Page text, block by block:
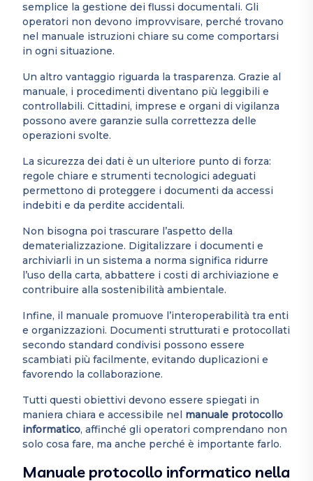
semplice la gestione dei flussi documentali. Gli
operatori non devono improvvisare, perché trovano
nel manuale istruzioni chiare su come comportarsi
in ogni situazione.
Un altro vantaggio riguarda la trasparenza. Grazie al
manuale, i procedimenti diventano più leggibili e
controllabili. Cittadini, imprese e organi di vigilanza
possono avere garanzie sulla correttezza delle
operazioni svolte.
La sicurezza dei dati è un ulteriore punto di forza:
regole chiare e strumenti tecnologici adeguati
permettono di proteggere i documenti da accessi
indebiti e da perdite accidentali.
Non bisogna poi trascurare l’aspetto della
dematerializzazione. Digitalizzare i documenti e
archiviarli in un sistema a norma significa ridurre
l’uso della carta, abbattere i costi di archiviazione e
contribuire alla sostenibilità ambientale.
Infine, il manuale promuove l’interoperabilità tra enti
e organizzazioni. Documenti strutturati e protocollati
secondo standard condivisi possono essere
scambiati più facilmente, evitando duplicazioni e
favorendo la collaborazione.
Tutti questi obiettivi devono essere spiegati in
maniera chiara e accessibile nel manuale protocollo
informatico, affinché gli operatori comprendano non
solo cosa fare, ma anche perché è importante farlo.
Manuale protocollo informatico nella